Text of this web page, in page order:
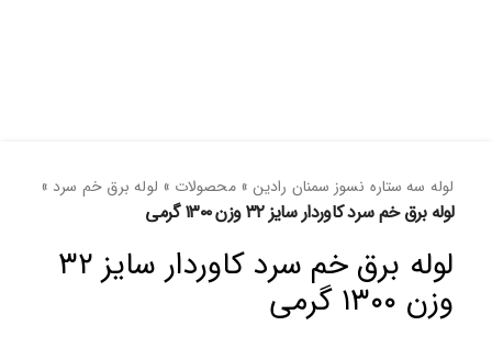
لوله سه ستاره نسوز سمنان رادین »محصولات » لوله برق خم سرد »
لوله برق خم سرد کاوردار سایز ۳۲ وزن ۱۳۰۰ گرمی
لوله برق خم سرد کاوردار سایز ۳۲
وزن ۱۳۰۰ گرمی